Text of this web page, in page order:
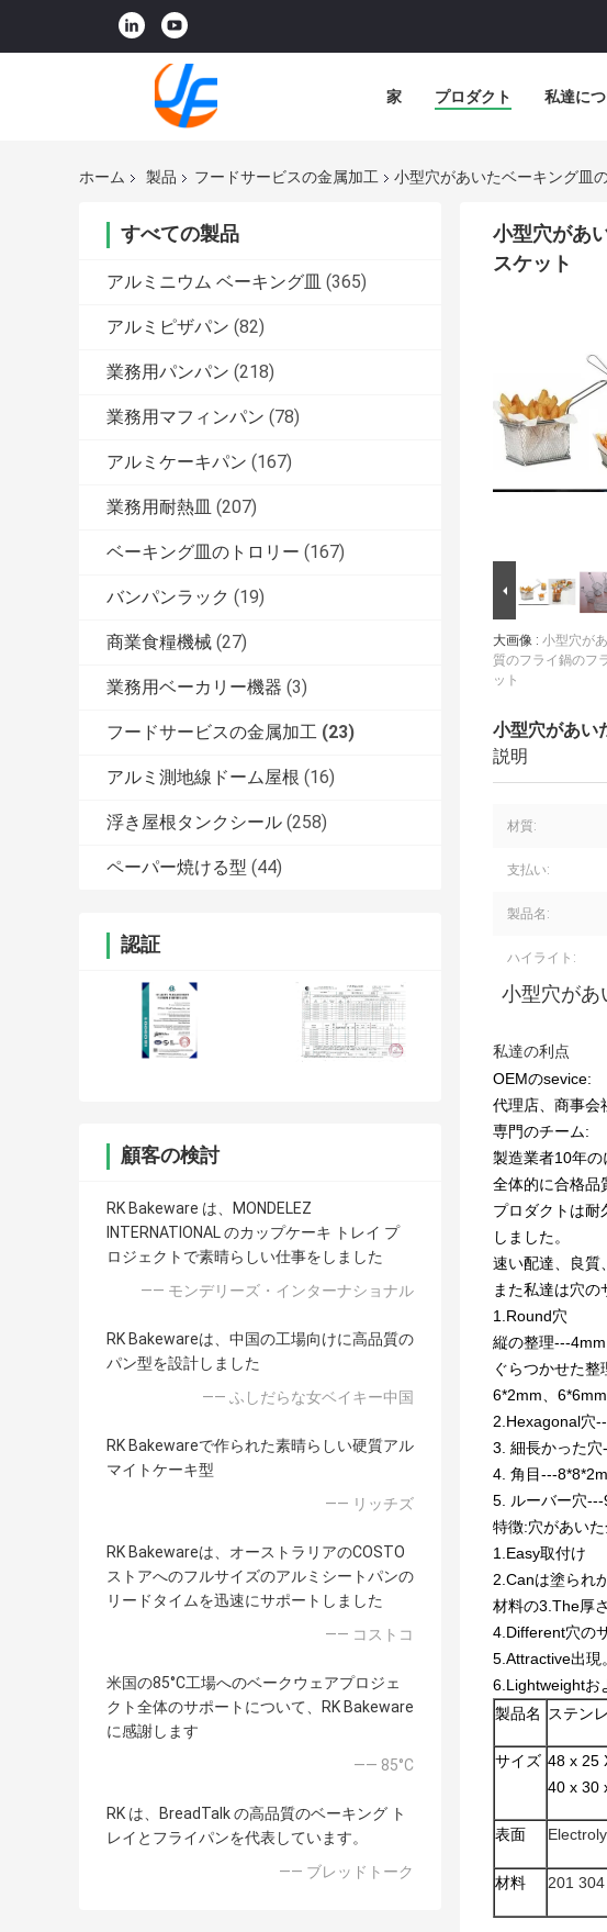
家 プロダクト 私達に
ホーム 製品 フードサービスの金属加工 小型穴があいたベーキング皿
すべての製品
アルミニウム ベーキング皿 (365)
アルミピザパン (82)
業務用パンパン (218)
業務用マフィンパン (78)
アルミケーキパン (167)
業務用耐熱皿 (207)
ベーキング皿のトロリー (167)
バンパンラック (19)
商業食糧機械 (27)
業務用ベーカリー機器 (3)
フードサービスの金属加工 (23)
アルミ測地線ドーム屋根 (16)
浮き屋根タンクシール (258)
ペーパー焼ける型 (44)
認証
顧客の検討
RK Bakeware は、MONDELEZ
INTERNATIONAL のカップケーキ トレイ プ
ロジェクトで素晴らしい仕事をしました
—— モンデリーズ・インターナショナル
RK Bakewareは、中国の工場向けに高品質の
パン型を設計しました
—— ふしだらな女ベイキー中国
RK Bakewareで作られた素晴らしい硬質アル
マイトケーキ型
—— リッチズ
RK Bakewareは、オーストラリアのCOSTO
ストアへのフルサイズのアルミシートパンの
リードタイムを迅速にサポートしました
—— コストコ
米国の85°C工場へのベークウェアプロジェ
クト全体のサポートについて、RK Bakeware
に感謝します
—— 85°C
RK は、BreadTalk の高品質のベーキング ト
レイとフライパンを代表しています。
—— ブレッドトーク
小型穴があ
スケット
大画像 : 小型穴が
質のフライ鍋のフ
ット
小型穴があい
説明
材質:
支払い:
製品名:
ハイライト:
小型穴があ
私達の利点
OEMのsevice:
代理店、商事会
専門のチーム:
製造業者10年の
全体的に合格品
プロダクトは耐
しました。
速い配達、良質
また私達は穴の
1.Round穴
縦の整理---
ぐらつかせた
6*2mm、
2.Hexagonal穴
3. 細長かった
4. 角目---
5. ルーバー穴
特徴:穴があい
1.Easy取付け
2.Canは塗られ
材料の3.The厚
4.Different穴の
5.Attractive出現。
6.Lightweightお
製品名 ステン
サイズ 48 x 25
40 x 30
表面
材料 201